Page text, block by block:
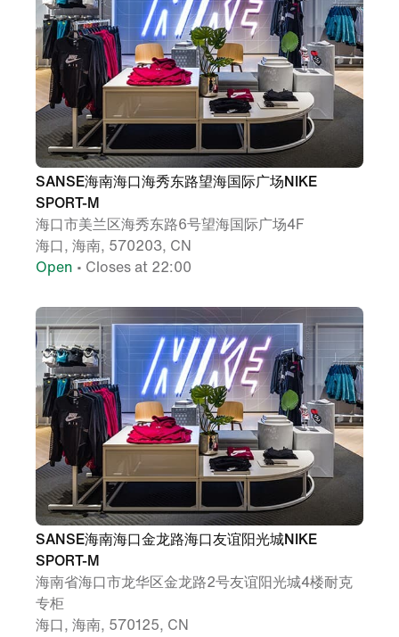
SANSE海南海口海秀东路望海国际广场NIKE
SPORT-M
海口市美兰区海秀东路6号望海国际广场4F
海口, 海南, 570203, CN
Open • Closes at 22:00
SANSE海南海口金龙路海口友谊阳光城NIKE
SPORT-M
海南省海口市龙华区金龙路2号友谊阳光城4楼耐克
专柜
海口, 海南, 570125, CN